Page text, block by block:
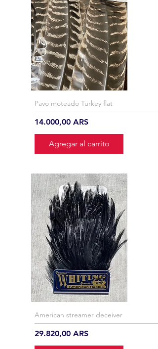
Pavo moteado Turkey flat
Precio
14.000,00 ARS
Agregar al carrito
American streamer deceiver
Precio
29.820,00 ARS